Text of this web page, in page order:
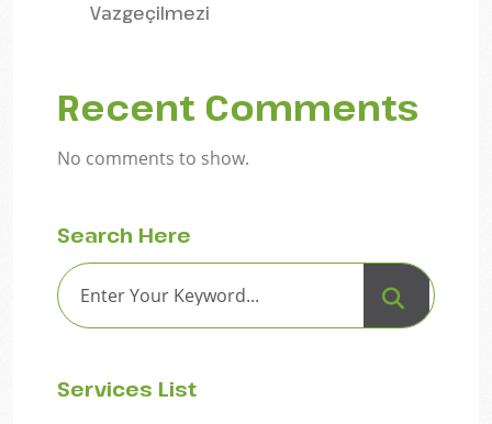
Vazgeçilmezi
Recent Comments
No comments to show.
Search Here
Services List